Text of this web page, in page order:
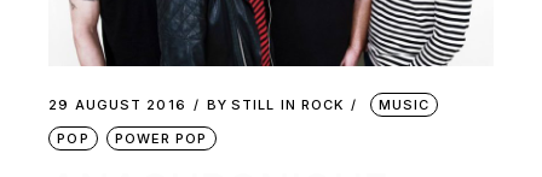
29 AUGUST 2016 BY STILL IN ROCK
MUSIC
POP
POWER POP